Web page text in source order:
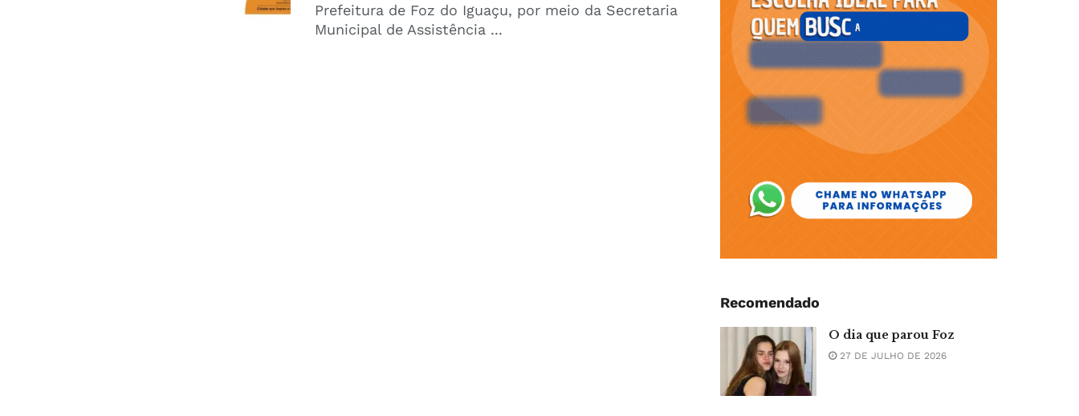
Prefeitura de Foz do Iguaçu, por meio da Secretaria
Municipal de Assistência ...
Recomendado
O dia que parou Foz
27 DE JULHO DE 2026